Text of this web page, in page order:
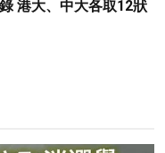
港大、中大各取12狀